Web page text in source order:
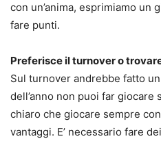
con un’anima, esprimiamo un
fare punti.
Preferisce il turnover o
Sul turnover andrebbe fatto
dell’anno non puoi far giocare
chiaro che giocare sempre
vantaggi. E’ necessario fare